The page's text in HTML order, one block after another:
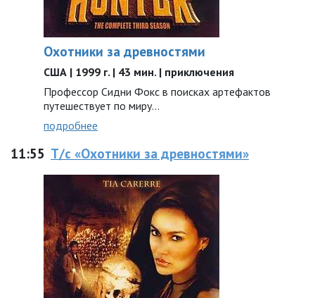
Охотники за древностями
США | 1999 г. | 43 мин. | приключения
Профессор Сидни Фокс в поисках артефактов
путешествует по миру...
подробнее
11:55 Т/с «Охотники за древностями»